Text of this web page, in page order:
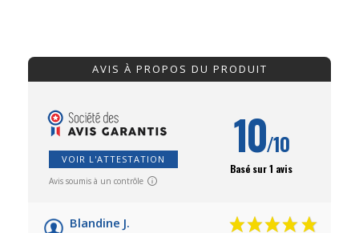
AVIS À PROPOS DU PRODUIT
VOIR L'ATTESTATION
Avis soumis à un contrôle
10/10
Basé sur 1 avis
Blandine J.